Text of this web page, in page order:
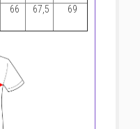
66 67,5 69